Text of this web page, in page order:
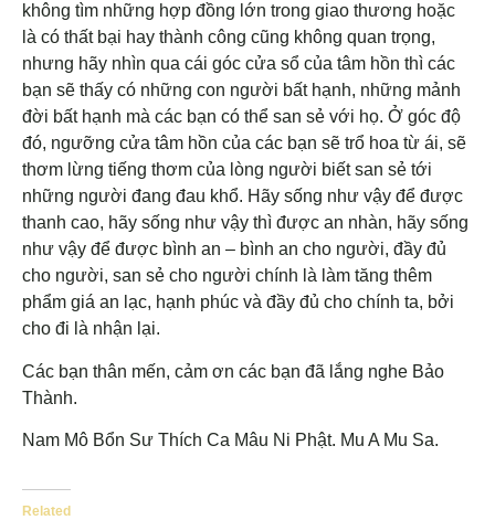
không tìm những hợp đồng lớn trong giao thương hoặc
là có thất bại hay thành công cũng không quan trọng,
nhưng hãy nhìn qua cái góc cửa sổ của tâm hồn thì các
bạn sẽ thấy có những con người bất hạnh, những mảnh
đời bất hạnh mà các bạn có thể san sẻ với họ. Ở góc độ
đó, ngưỡng cửa tâm hồn của các bạn sẽ trổ hoa từ ái, sẽ
thơm lừng tiếng thơm của lòng người biết san sẻ tới
những người đang đau khổ. Hãy sống như vậy để được
thanh cao, hãy sống như vậy thì được an nhàn, hãy sống
như vậy để được bình an – bình an cho người, đầy đủ
cho người, san sẻ cho người chính là làm tăng thêm
phẩm giá an lạc, hạnh phúc và đầy đủ cho chính ta, bởi
cho đi là nhận lại.
Các bạn thân mến, cảm ơn các bạn đã lắng nghe Bảo
Thành.
Nam Mô Bổn Sư Thích Ca Mâu Ni Phật. Mu A Mu Sa.
Related